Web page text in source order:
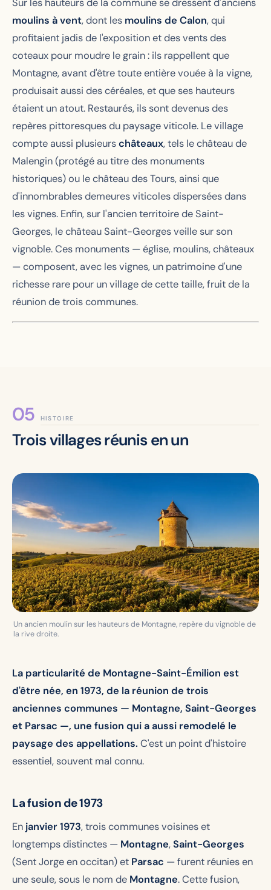
Sur les hauteurs de la commune se dressent d'anciens
moulins à vent, dont les moulins de Calon, qui
profitaient jadis de l'exposition et des vents des
coteaux pour moudre le grain : ils rappellent que
Montagne, avant d'être toute entière vouée à la vigne,
produisait aussi des céréales, et que ses hauteurs
étaient un atout. Restaurés, ils sont devenus des
repères pittoresques du paysage viticole. Le village
compte aussi plusieurschâteaux, tels le château de
Malengin (protégé au titre des monuments
historiques) ou le château des Tours, ainsi que
d'innombrables demeures viticoles dispersées dans
les vignes. Enfin, sur l'ancien territoire de Saint-
Georges, le château Saint-Georges veille sur son
vignoble. Ces monuments — église, moulins, châteaux
— composent, avec les vignes, un patrimoine d'une
richesse rare pour un village de cette taille, fruit de la
réunion de trois communes.
HISTOIRE
Trois villages réunis en un
Un ancien moulin sur les hauteurs de Montagne, repère du vignoble de
la rive droite.
La particularité de Montagne-Saint-Émilion est
d'être née, en 1973, de la réunion de trois
anciennes communes — Montagne, Saint-Georges
et Parsac —, une fusion qui a aussi remodelé le
paysage des appellations. C'est un point d'histoire
essentiel, souvent mal connu.
La fusion de 1973
En janvier 1973, trois communes voisines et
longtemps distinctes — Montagne,Saint-Georges
(Sent Jorge en occitan) et Parsac — furent réunies en
une seule, sous le nom de Montagne. Cette fusion,